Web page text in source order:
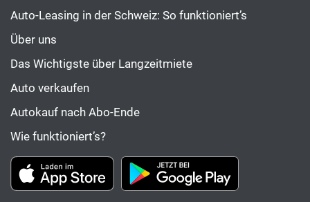
Auto-Leasing in der Schweiz: So funktioniert’s
Über uns
Das Wichtigste über Langzeitmiete
Auto verkaufen
Autokauf nach Abo-Ende
Wie funktioniert’s?